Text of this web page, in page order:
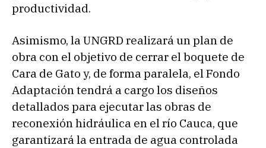
productividad.
Asimismo, la UNGRD realizará un plan de
obra con el objetivo de cerrar el boquete de
Cara de Gato y, de forma paralela, el Fondo
Adaptación tendrá a cargo los diseños
detallados para ejecutar las obras de
reconexión hidráulica en el río Cauca, que
garantizará la entrada de agua controlada